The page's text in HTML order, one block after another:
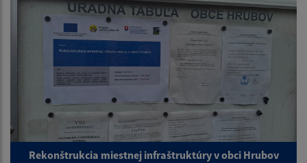
Rekonštrukcia miestnej infraštruktúry v obci Hrubov